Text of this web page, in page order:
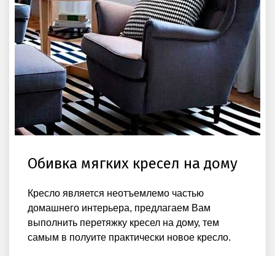
Обивка мягких кресел на дому
Кресло является неотъемлемо частью
домашнего интерьера, предлагаем Вам
выполнить перетяжку кресел на дому, тем
самым в полуите практически новое кресло.